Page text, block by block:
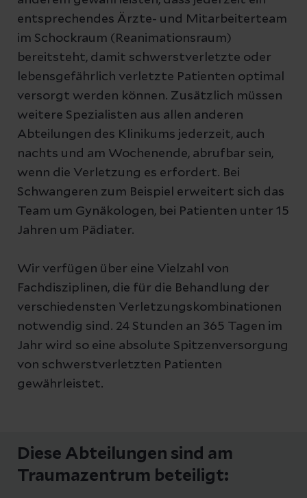
entsprechendes Ärzte- und Mitarbeiterteam
im Schockraum (Reanimationsraum)
bereitsteht, damit schwerstverletzte oder
lebensgefährlich verletzte Patienten optimal
versorgt werden können. Zusätzlich müssen
weitere Spezialisten aus allen anderen
Abteilungen des Klinikums jederzeit, auch
nachts und am Wochenende, abrufbar sein,
wenn die Verletzung es erfordert. Bei
Schwangeren zum Beispiel erweitert sich das
Team um Gynäkologen, bei Patienten unter 15
Jahren um Pädiater.
Wir verfügen über eine Vielzahl von
Fachdisziplinen, die für die Behandlung der
verschiedensten Verletzungskombinationen
notwendig sind. 24 Stunden an 365 Tagen im
Jahr wird so eine absolute Spitzenversorgung
von schwerstverletzten Patienten
gewährleistet.
Diese Abteilungen sind am
Traumazentrum beteiligt: